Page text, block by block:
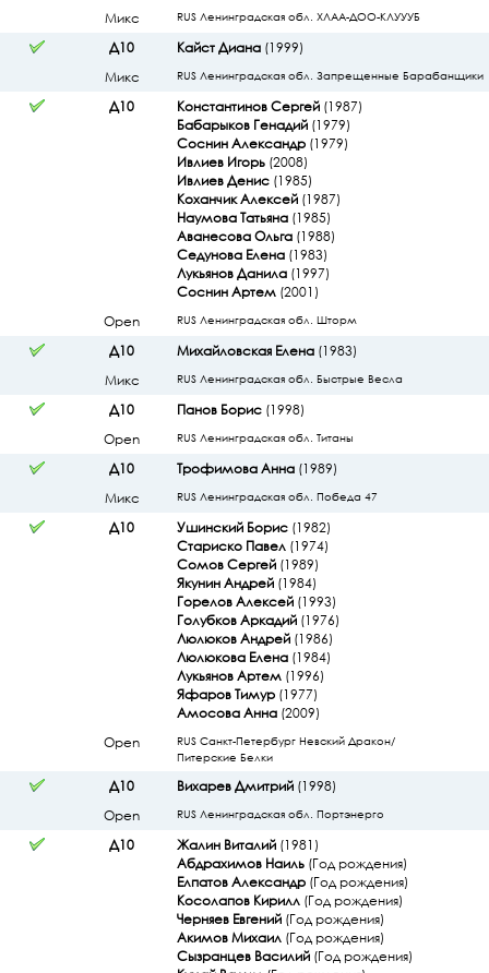
Микс RUS Ленинградская обл. ХЛАА-ДОО-КЛУУУБ
Д10
Микс
Кайст Диана(1999)
RUS Ленинградская обл. Запрещенные Барабанщики
Д10
Open
Константинов Сергей(1987)
Бабарыков Генадий(1979)
Соснин Александр(1979)
Ивлиев Игорь(2008)
Ивлиев Денис(1985)
Коханчик Алексей(1987)
Наумова Татьяна(1985)
Аванесова Ольга(1988)
Седунова Елена(1983)
Лукьянов Данила(1997)
Соснин Артем(2001)
RUS Ленинградская обл. Шторм
Д10
Микс
Михайловская Елена(1983)
RUS Ленинградская обл. Быстрые Весла
Д10
Open
Панов Борис(1998)
RUS Ленинградская обл. Титаны
Д10
Микс
Трофимова Анна(1989)
RUS Ленинградская обл. Победа 47
Д10
Open
Ушинский Борис(1982)
Стариско Павел(1974)
Сомов Сергей(1989)
Якунин Андрей(1984)
Горелов Алексей(1993)
Голубков Аркадий(1976)
Люлюков Андрей(1986)
Люлюкова Елена(1984)
Лукьянов Артем(1996)
Яфаров Тимур(1977)
Амосова Анна(2009)
RUS Санкт-Петербург Невский Дракон/
Питерские Белки
Д10
Open
Вихарев Дмитрий(1998)
RUS Ленинградская обл. Портэнерго
Д10 Жалин Виталий(1981)
Абдрахимов Наиль(Год рождения)
Елпатов Александр(Год рождения)
Косолапов Кирилл(Год рождения)
Черняев Евгений(Год рождения)
Акимов Михаил(Год рождения)
Сызранцев Василий(Год рождения)